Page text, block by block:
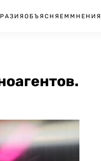
ОБЪЯСНЯЕМ МНЕНИЯ